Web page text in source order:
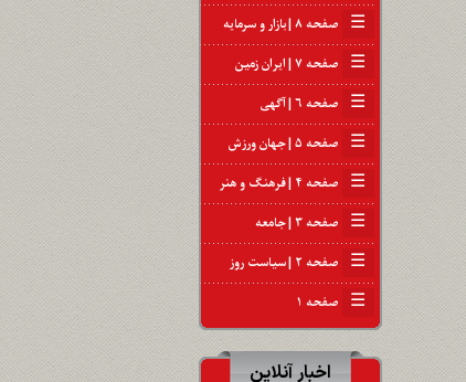
☰ صفحه ۸ | بازار و سرمایه
☰ صفحه ۷ | ایران زمین
☰ صفحه ۶ | آگهی
☰ صفحه ۵ | جهان ورزش
☰ صفحه ۴ | فرهنگ و هنر
☰ صفحه ۳ | جامعه
☰ صفحه ۲ | سیاست روز
☰ صفحه ۱
اخبار آنلاین